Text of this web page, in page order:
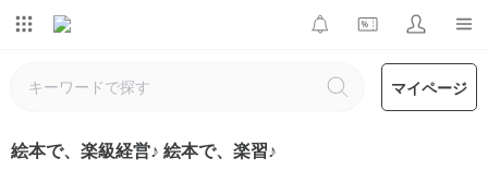
マイページ
絵本で、楽級経営♪ 絵本で、楽習♪